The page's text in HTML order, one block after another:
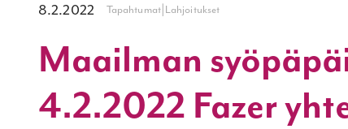
8.2.2022 Tapahtumat|Lahjoitukset
Maailman
4.2.2022 Fazer